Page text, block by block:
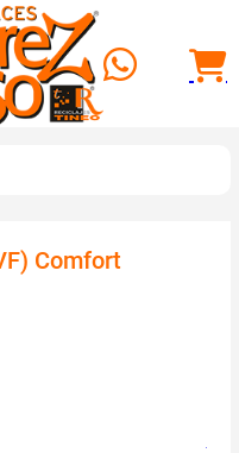
Comfort